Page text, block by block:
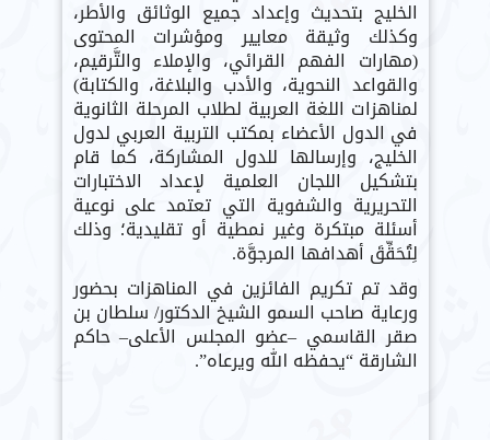
الخليج بتحديث وإعداد جميع الوثائق والأطر،
وكذلك وثيقة معايير ومؤشرات المحتوى
(مهارات الفهم القرائي، والإملاء والتَّرقيم،
والقواعد النحوية، والأدب والبلاغة، والكتابة)
لمناهزات اللغة العربية لطلاب المرحلة الثانوية
في الدول الأعضاء بمكتب التربية العربي لدول
الخليج، وإرسالها للدول المشاركة، كما قام
بتشكيل اللجان العلمية لإعداد الاختبارات
التحريرية والشفوية التي تعتمد على نوعية
أسئلة مبتكرة وغير نمطية أو تقليدية؛ وذلك
لِتُحَقِّقَ أهدافها المرجوَّة.
وقد تم تكريم الفائزين في المناهزات بحضور
ورعاية صاحب السمو الشيخ الدكتور/ سلطان بن
صقر القاسمي –عضو المجلس الأعلى– حاكم
الشارقة “يحفظه الله ويرعاه”.